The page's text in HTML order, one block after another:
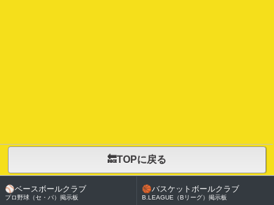
🔙TOPに戻る
⚾ベースボールクラブ
プロ野球（セ・パ）掲示板
🏀バスケットボールクラブ
B.LEAGUE（Bリーグ）掲示板